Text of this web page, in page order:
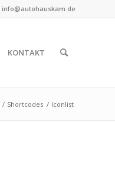
info@autohauskam.de
KONTAKT
/ Shortcodes / Iconlist